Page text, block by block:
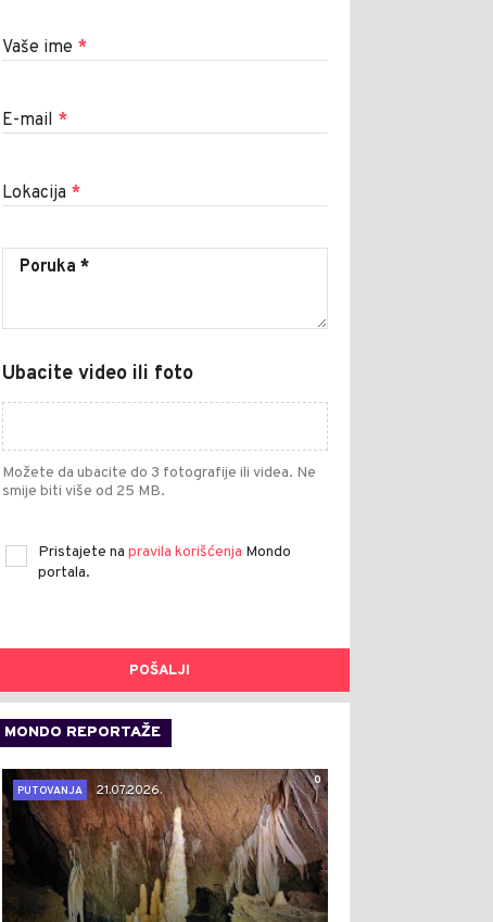
Vaše ime *
E-mail *
Lokacija *
Ubacite video ili foto
Možete da ubacite do 3 fotografije ili videa. Ne
smije biti više od 25 MB.
Pristajete na pravila korišćenja Mondo
portala.
POŠALJI
MONDO REPORTAŽE
0
PUTOVANJA
21.07.2026.